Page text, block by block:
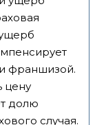
франшизой.
цену
долю
случая.